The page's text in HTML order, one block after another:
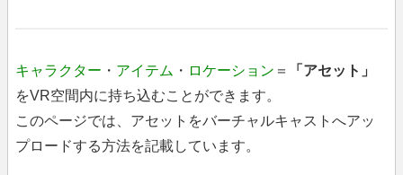
キャラクター ・ アイテム ・ ロケーション ＝
「アセット」
をVR空間内に持ち込むことができます。
このページでは、アセットをバーチャルキャストへアッ
プロードする方法を記載しています。